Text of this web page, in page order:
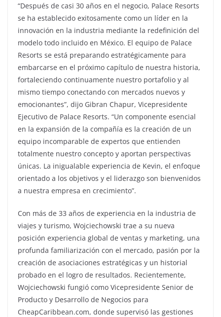
“Después de casi 30 años en el negocio, Palace Resorts
se ha establecido exitosamente como un líder en la
innovación en la industria mediante la redefinición del
modelo todo incluido en México. El equipo de Palace
Resorts se está preparando estratégicamente para
embarcarse en el próximo capítulo de nuestra historia,
fortaleciendo continuamente nuestro portafolio y al
mismo tiempo conectando con mercados nuevos y
emocionantes”, dijo Gibran Chapur, Vicepresidente
Ejecutivo de Palace Resorts. “Un componente esencial
en la expansión de la compañía es la creación de un
equipo incomparable de expertos que entienden
totalmente nuestro concepto y aportan perspectivas
únicas. La inigualable experiencia de Kevin, el enfoque
orientado a los objetivos y el liderazgo son bienvenidos
a nuestra empresa en crecimiento”.
Con más de 33 años de experiencia en la industria de
viajes y turismo, Wojciechowski trae a su nueva
posición experiencia global de ventas y marketing, una
profunda familiarización con el mercado, pasión por la
creación de asociaciones estratégicas y un historial
probado en el logro de resultados. Recientemente,
Wojciechowski fungió como Vicepresidente Senior de
Producto y Desarrollo de Negocios para
CheapCaribbean.com, donde supervisó las gestiones